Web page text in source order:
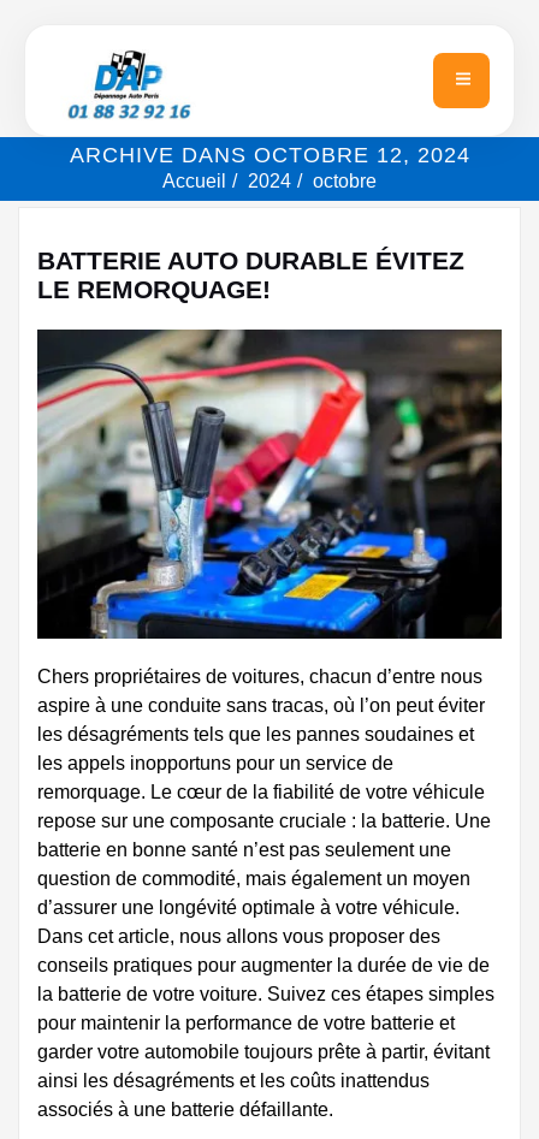
ARCHIVE DANS OCTOBRE 12, 2024
Accueil 2024 octobre
BATTERIE AUTO DURABLE ÉVITEZ
LE REMORQUAGE!
Chers propriétaires de voitures, chacun d’entre nous
aspire à une conduite sans tracas, où l’on peut éviter
les désagréments tels que les pannes soudaines et
les appels inopportuns pour un service de
remorquage. Le cœur de la fiabilité de votre véhicule
repose sur une composante cruciale : la batterie. Une
batterie en bonne santé n’est pas seulement une
question de commodité, mais également un moyen
d’assurer une longévité optimale à votre véhicule.
Dans cet article, nous allons vous proposer des
conseils pratiques pour augmenter la durée de vie de
la batterie de votre voiture. Suivez ces étapes simples
pour maintenir la performance de votre batterie et
garder votre automobile toujours prête à partir, évitant
ainsi les désagréments et les coûts inattendus
associés à une batterie défaillante.